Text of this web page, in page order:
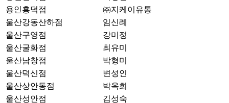
용인흥덕점
㈜지케이유통
울산강동산하점
임신례
울산구영점
강미정
울산굴화점
최유미
울산남창점
박형미
울산덕신점
변성인
울산상안동점
박옥희
울산성안점
김성숙